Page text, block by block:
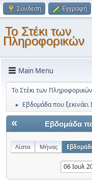
Σύνδεση Εγγραφή
Το Στέκι των
Πληροφορικών
Main Menu
Το Στέκι των Πληροφορικών
► Εβδομάδα που ξεκινάει
« Εβδομάδα
Λίστα Μήνας